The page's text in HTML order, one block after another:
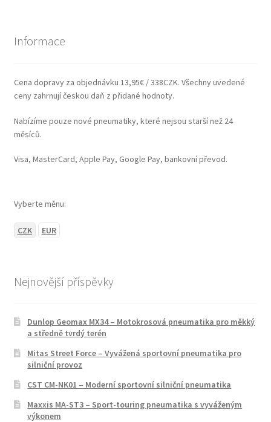
Informace
Cena dopravy za objednávku 13,95€ / 338CZK. Všechny uvedené
ceny zahrnují českou daň z přidané hodnoty.
Nabízíme pouze nové pneumatiky, které nejsou starší než 24
měsíců.
Visa, MasterCard, Apple Pay, Google Pay, bankovní převod.
Vyberte měnu:
CZK EUR
Nejnovější příspěvky
Dunlop Geomax MX34 – Motokrosová pneumatika pro měkký
a středně tvrdý terén
Mitas Street Force – Vyvážená sportovní pneumatika pro
silniční provoz
CST CM-NK01 – Moderní sportovní silniční pneumatika
Maxxis MA-ST3 – Sport-touring pneumatika s vyváženým
výkonem